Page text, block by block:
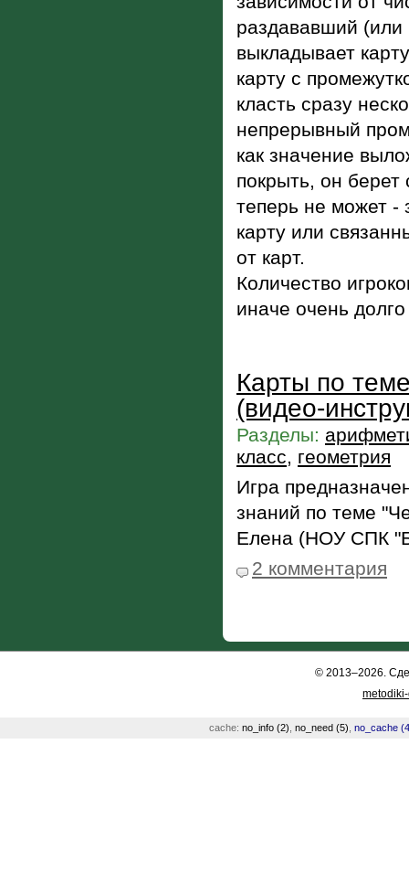
раздававший (или
выкладывает
карту с
класть сразу
непрерывный
как значение
покрыть, он
теперь не может -
карту или
от карт.
Количество
иначе очень
Карты по
(видео-
Разделы:
класс, геометрия
Игра
знаний по теме
Елена (НОУ СПК
2 комментария
© 2013–2026.
cache: no_info (2) no_need (5) no_cache